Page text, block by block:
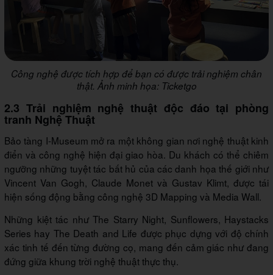
Công nghệ được tích hợp để bạn có được trải nghiệm chân
thật. Ảnh minh họa: Ticketgo
2.3 Trải nghiệm nghệ thuật độc đáo tại phòng
tranh Nghệ Thuật
Bảo tàng I-Museum mở ra một không gian nơi nghệ thuật kinh
điển và công nghệ hiện đại giao hòa. Du khách có thể chiêm
ngưỡng những tuyệt tác bất hủ của các danh họa thế giới như
Vincent Van Gogh, Claude Monet và Gustav Klimt, được tái
hiện sống động bằng công nghệ 3D Mapping và Media Wall.
Những kiệt tác như The Starry Night, Sunflowers, Haystacks
Series hay The Death and Life được phục dựng với độ chính
xác tinh tế đến từng đường cọ, mang đến cảm giác như đang
đứng giữa khung trời nghệ thuật thực thụ.